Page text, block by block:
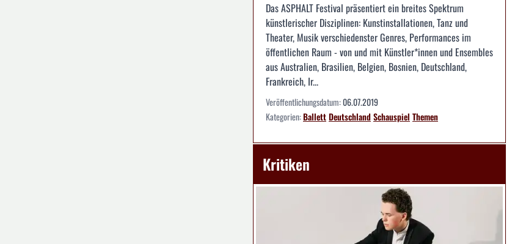
Das ASPHALT Festival präsentiert ein breites Spektrum
künstlerischer Disziplinen: Kunstinstallationen, Tanz und
Theater, Musik verschiedenster Genres, Performances im
öffentlichen Raum - von und mit Künstler*innen und Ensembles
aus Australien, Brasilien, Belgien, Bosnien, Deutschland,
Frankreich, Ir...
Veröffentlichungsdatum:06.07.2019
Kategorien:BallettDeutschlandSchauspiel Themen
Kritiken